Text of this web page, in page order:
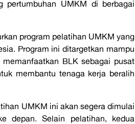
pertumbuhan UMKM di berbagai
program pelatihan UMKM yang
Program ini ditargetkan mampu
BLK sebagai pusat
membantu tenaga kerja beralih
UMKM ini akan segera dimulai
depan. Selain pelatihan, kedua